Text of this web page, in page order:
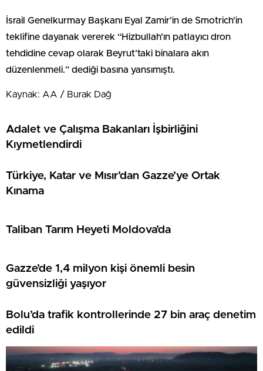
İsrail Genelkurmay Başkanı Eyal Zamir’in de Smotrich’in
teklifine dayanak vererek “Hizbullah’ın patlayıcı dron
tehdidine cevap olarak Beyrut’taki binalara akın
düzenlenmeli.” dediği basına yansımıştı.
Kaynak: AA / Burak Dağ
Adalet ve Çalışma Bakanları İşbirliğini
Kıymetlendirdi
Türkiye, Katar ve Mısır’dan Gazze’ye Ortak
Kınama
Taliban Tarım Heyeti Moldova’da
Gazze’de 1,4 milyon kişi önemli besin
güvensizliği yaşıyor
Bolu’da trafik kontrollerinde 27 bin araç denetim
edildi